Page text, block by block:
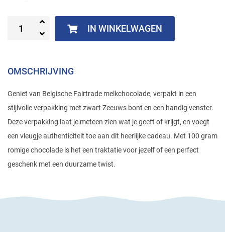
IN WINKELWAGEN
OMSCHRIJVING
Geniet van Belgische Fairtrade melkchocolade, verpakt in een
stijlvolle verpakking met zwart Zeeuws bont en een handig venster.
Deze verpakking laat je meteen zien wat je geeft of krijgt, en voegt
een vleugje authenticiteit toe aan dit heerlijke cadeau. Met 100 gram
romige chocolade is het een traktatie voor jezelf of een perfect
geschenk met een duurzame twist.